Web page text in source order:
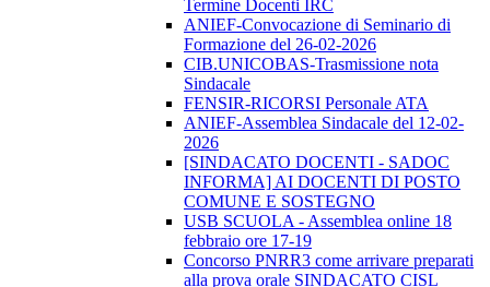
Termine Docenti IRC
ANIEF-Convocazione di Seminario di
Formazione del 26-02-2026
CIB.UNICOBAS-Trasmissione nota
Sindacale
FENSIR-RICORSI Personale ATA
ANIEF-Assemblea Sindacale del 12-02-
2026
[SINDACATO DOCENTI - SADOC
INFORMA] AI DOCENTI DI POSTO
COMUNE E SOSTEGNO
USB SCUOLA - Assemblea online 18
febbraio ore 17-19
Concorso PNRR3 come arrivare preparati
alla prova orale SINDACATO CISL